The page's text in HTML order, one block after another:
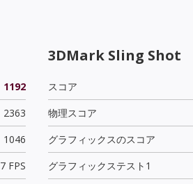
1192
2363
1046
7 FPS
3DMark Sling Shot
スコア
物理スコア
グラフィックスのスコア
グラフィックステスト1